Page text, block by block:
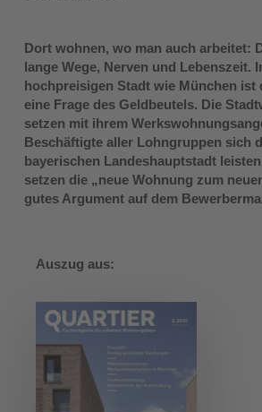
Dort wohnen, wo man auch arbeitet:
lange Wege, Nerven und Lebenszeit.
hochpreisigen Stadt wie München ist
eine Frage des Geldbeutels. Die
setzen mit ihrem
Beschäftigte aller Lohngruppen sich
bayerischen Landeshauptstadt
setzen die „neue Wohnung zum
gutes Argument auf dem
Auszug aus: